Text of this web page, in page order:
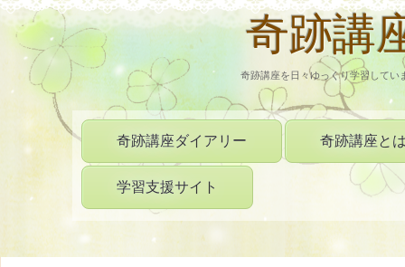
奇跡講
奇跡講座を日々ゆっくり学習してい
奇跡講座ダイアリー 奇跡講座と
学習支援サイト